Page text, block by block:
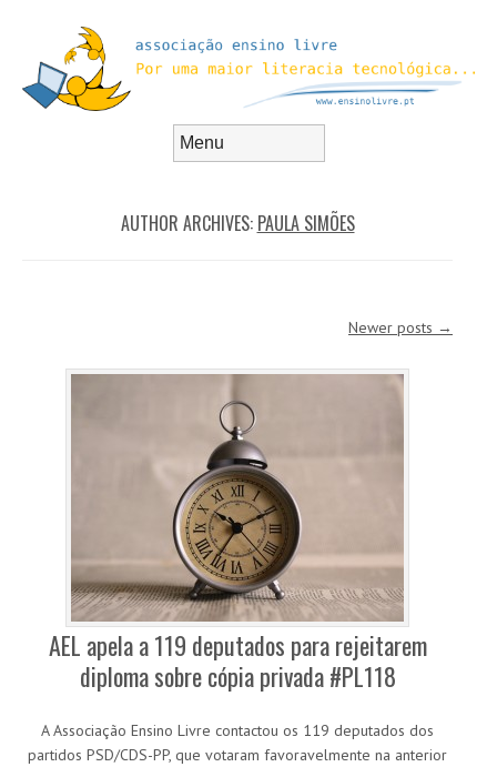
AUTHOR ARCHIVES: PAULA SIMÕES
Newer posts →
AEL apela a 119 deputados para rejeitarem
diploma sobre cópia privada #PL118
A Associação Ensino Livre contactou os 119 deputados dos
partidos PSD/CDS-PP, que votaram favoravelmente na anterior